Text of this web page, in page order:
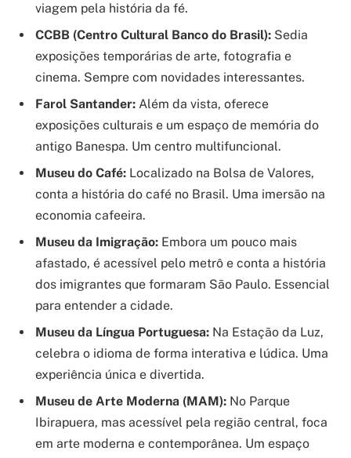
viagem pela história da fé.
CCBB (Centro Cultural Banco do Brasil): Sedia
exposições temporárias de arte, fotografia e
cinema. Sempre com novidades interessantes.
Farol Santander: Além da vista, oferece
exposições culturais e um espaço de memória do
antigo Banespa. Um centro multifuncional.
Museu do Café: Localizado na Bolsa de Valores,
conta a história do café no Brasil. Uma imersão na
economia cafeeira.
Museu da Imigração: Embora um pouco mais
afastado, é acessível pelo metrô e conta a história
dos imigrantes que formaram São Paulo. Essencial
para entender a cidade.
Museu da Língua Portuguesa: Na Estação da Luz,
celebra o idioma de forma interativa e lúdica. Uma
experiência única e divertida.
Museu de Arte Moderna (MAM): No Parque
Ibirapuera, mas acessível pela região central, foca
em arte moderna e contemporânea. Um espaço